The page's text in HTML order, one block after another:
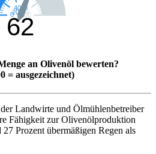
an Olivenöl bewerten?
= ausgezeichnet)
Landwirte und Ölmühlenbetreiber
Fähigkeit zur Olivenölproduktion
Prozent übermäßigen Regen als